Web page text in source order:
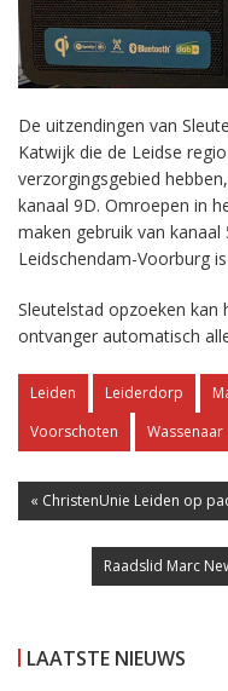
De uitzendingen van
Katwijk die de Leidse
verzorgingsgebied
kanaal 9D. Omroepen in
maken gebruik van
Leidschendam-Voorburg
Sleutelstad opzoeken
ontvanger automatisch
Leiden Leiderdorp
Voorschoten
Wassenaar
« ChristenUnie Leiden op
Raadslid Marc
LAATSTE NIEUWS